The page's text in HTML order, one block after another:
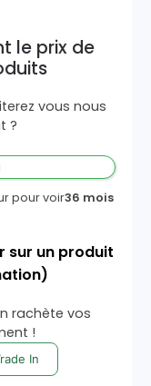
le prix de
vous nous
?
pour voir36 mois
sur un produit
rachète vos
!
In